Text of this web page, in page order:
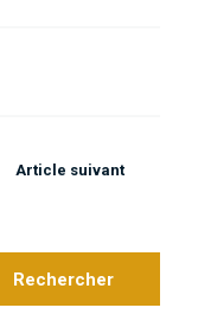
Article suivant
Rechercher